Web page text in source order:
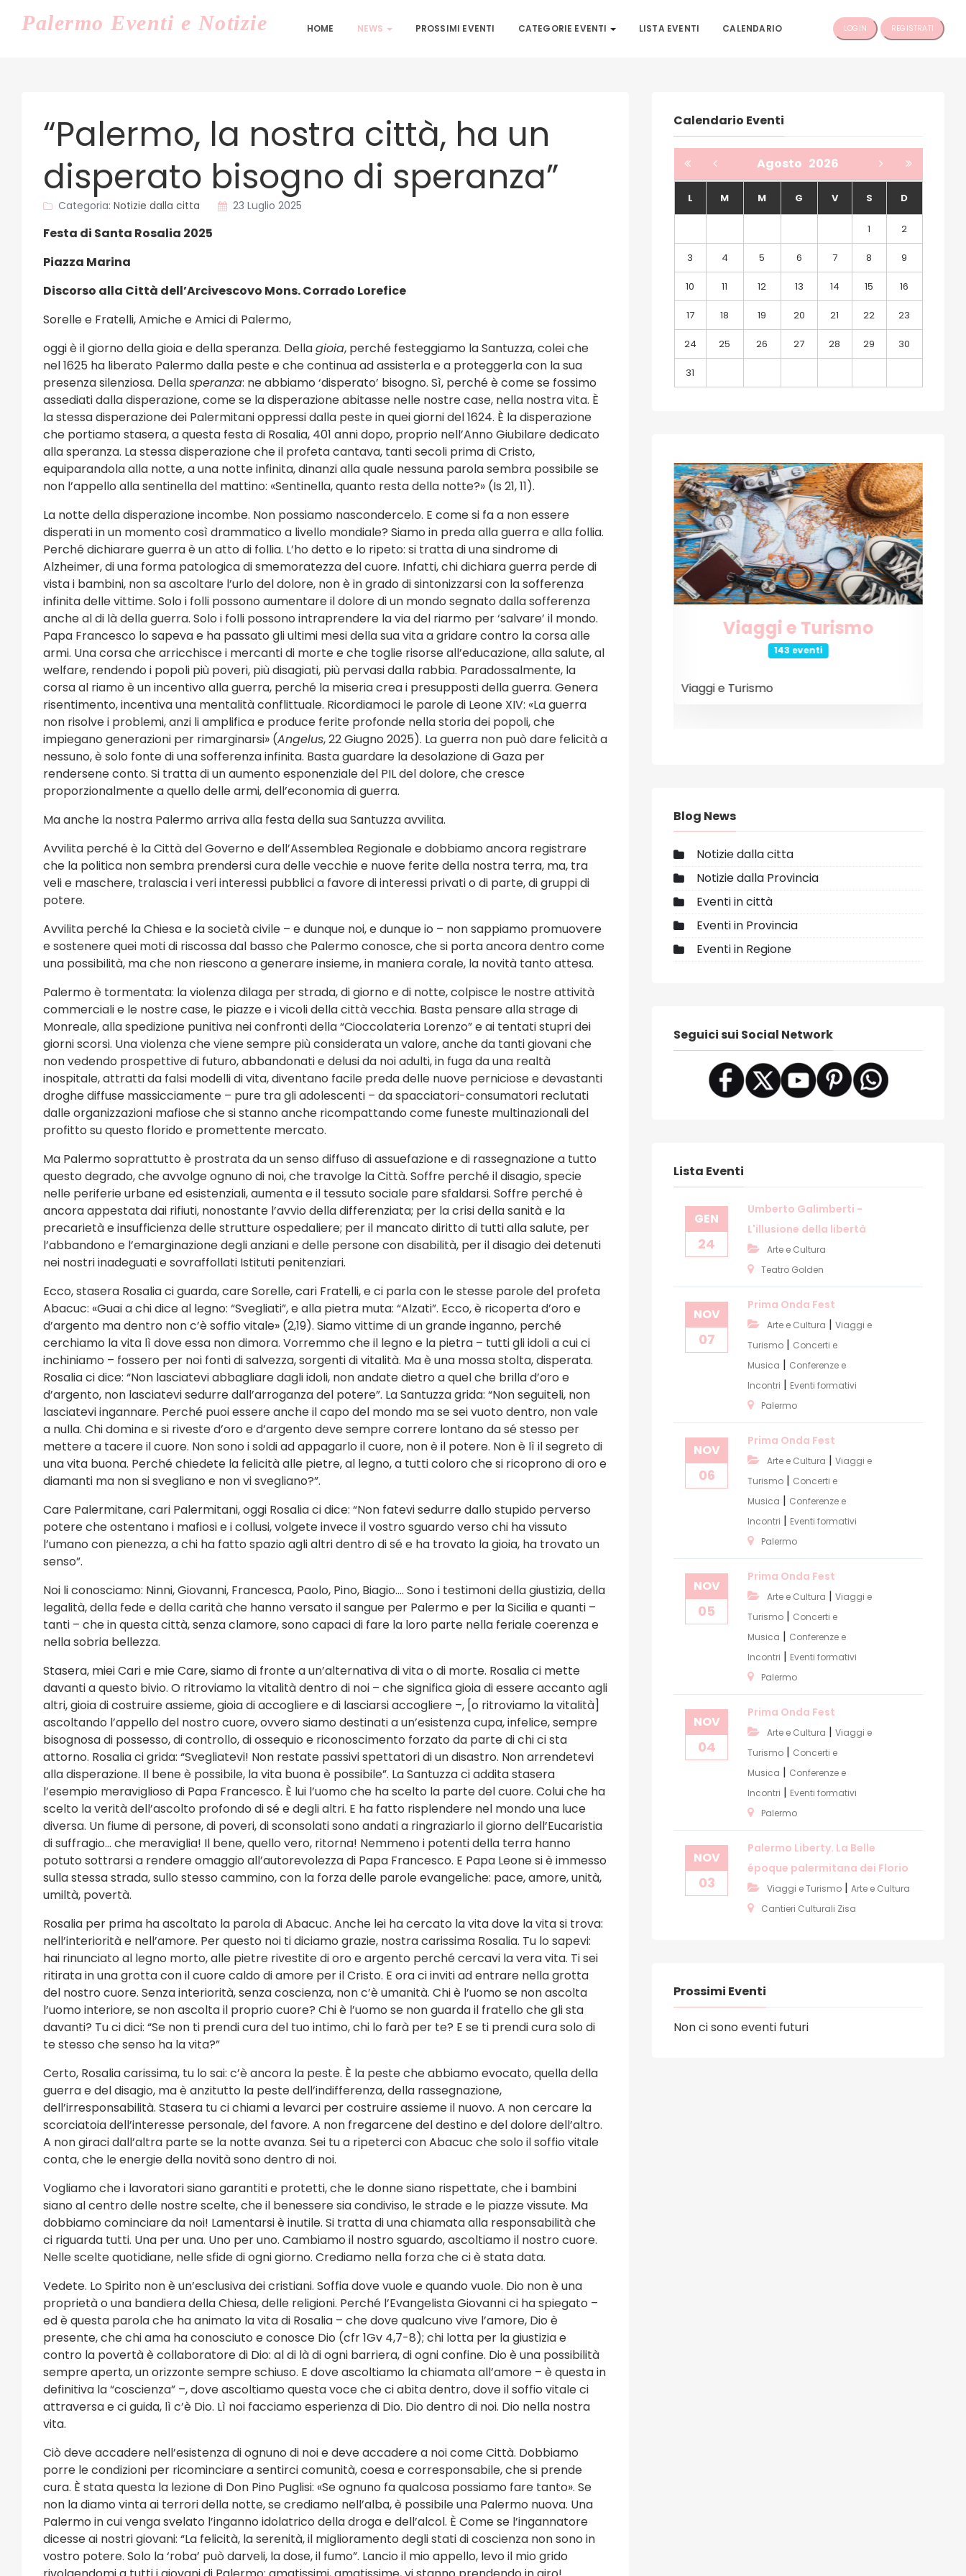
Palermo Eventi e Notizie HOME NEWS PROSSIMI EVENTI CATEGORIE EVENTI LISTA EVENTI CALENDARIO LOGIN REGISTRATI
“Palermo, la nostra città, ha un
disperato bisogno di speranza”
Categoria: Notizie dalla citta 23 Luglio 2025
Festa di Santa Rosalia 2025
Piazza Marina
Discorso alla Città dell’Arcivescovo Mons. Corrado Lorefice
Sorelle e Fratelli, Amiche e Amici di Palermo,
oggi è il giorno della gioia e della speranza. Dellagioia, perché festeggiamo la Santuzza, colei che
nel 1625 ha liberato Palermo dalla peste e che continua ad assisterla e a proteggerla con la sua
presenza silenziosa. Dellasperanza: ne abbiamo ‘disperato’ bisogno. Sì, perché è come se fossimo
assediati dalla disperazione, come se la disperazione abitasse nelle nostre case, nella nostra vita. È
la stessa disperazione dei Palermitani oppressi dalla peste in quei giorni del 1624. È la disperazione
che portiamo stasera, a questa festa di Rosalia, 401 anni dopo, proprio nell’Anno Giubilare dedicato
alla speranza. La stessa disperazione che il profeta cantava, tanti secoli prima di Cristo,
equiparandola alla notte, a una notte infinita, dinanzi alla quale nessuna parola sembra possibile se
non l’appello alla sentinella del mattino: «Sentinella, quanto resta della notte?» (Is 21, 11).
La notte della disperazione incombe. Non possiamo nascondercelo. E come si fa a non essere
disperati in un momento così drammatico a livello mondiale? Siamo in preda alla guerra e alla follia.
Perché dichiarare guerra è un atto di follia. L’ho detto e lo ripeto: si tratta di una sindrome di
Alzheimer, di una forma patologica di smemoratezza del cuore. Infatti, chi dichiara guerra perde di
vista i bambini, non sa ascoltare l’urlo del dolore, non è in grado di sintonizzarsi con la sofferenza
infinita delle vittime. Solo i folli possono aumentare il dolore di un mondo segnato dalla sofferenza
anche al di là della guerra. Solo i folli possono intraprendere la via del riarmo per ‘salvare’ il mondo.
Papa Francesco lo sapeva e ha passato gli ultimi mesi della sua vita a gridare contro la corsa alle
armi. Una corsa che arricchisce i mercanti di morte e che toglie risorse all’educazione, alla salute, al
welfare, rendendo i popoli più poveri, più disagiati, più pervasi dalla rabbia. Paradossalmente, la
corsa al riamo è un incentivo alla guerra, perché la miseria crea i presupposti della guerra. Genera
risentimento, incentiva una mentalità conflittuale. Ricordiamoci le parole di Leone XIV: «La guerra
non risolve i problemi, anzi li amplifica e produce ferite profonde nella storia dei popoli, che
impiegano generazioni per rimarginarsi» (Angelus, 22 Giugno 2025). La guerra non può dare felicità a
nessuno, è solo fonte di una sofferenza infinita. Basta guardare la desolazione di Gaza per
rendersene conto. Si tratta di un aumento esponenziale del PIL del dolore, che cresce
proporzionalmente a quello delle armi, dell’economia di guerra.
Ma anche la nostra Palermo arriva alla festa della sua Santuzza avvilita.
Avvilita perché è la Città del Governo e dell’Assemblea Regionale e dobbiamo ancora registrare
che la politica non sembra prendersi cura delle vecchie e nuove ferite della nostra terra, ma, tra
veli e maschere, tralascia i veri interessi pubblici a favore di interessi privati o di parte, di gruppi di
potere.
Avvilita perché la Chiesa e la società civile – e dunque noi, e dunque io – non sappiamo promuovere
e sostenere quei moti di riscossa dal basso che Palermo conosce, che si porta ancora dentro come
una possibilità, ma che non riescono a generare insieme, in maniera corale, la novità tanto attesa.
Palermo è tormentata: la violenza dilaga per strada, di giorno e di notte, colpisce le nostre attività
commerciali e le nostre case, le piazze e i vicoli della città vecchia. Basta pensare alla strage di
Monreale, alla spedizione punitiva nei confronti della “Cioccolateria Lorenzo” e ai tentati stupri dei
giorni scorsi. Una violenza che viene sempre più considerata un valore, anche da tanti giovani che
non vedendo prospettive di futuro, abbandonati e delusi da noi adulti, in fuga da una realtà
inospitale, attratti da falsi modelli di vita, diventano facile preda delle nuove perniciose e devastanti
droghe diffuse massicciamente – pure tra gli adolescenti – da spacciatori-consumatori reclutati
dalle organizzazioni mafiose che si stanno anche ricompattando come funeste multinazionali del
profitto su questo florido e promettente mercato.
Ma Palermo soprattutto è prostrata da un senso diffuso di assuefazione e di rassegnazione a tutto
questo degrado, che avvolge ognuno di noi, che travolge la Città. Soffre perché il disagio, specie
nelle periferie urbane ed esistenziali, aumenta e il tessuto sociale pare sfaldarsi. Soffre perché è
ancora appestata dai rifiuti, nonostante l’avvio della differenziata; per la crisi della sanità e la
precarietà e insufficienza delle strutture ospedaliere; per il mancato diritto di tutti alla salute, per
l’abbandono e l’emarginazione degli anziani e delle persone con disabilità, per il disagio dei detenuti
nei nostri inadeguati e sovraffollati Istituti penitenziari.
Ecco, stasera Rosalia ci guarda, care Sorelle, cari Fratelli, e ci parla con le stesse parole del profeta
Abacuc: «Guai a chi dice al legno: “Svegliati”, e alla pietra muta: “Alzati”. Ecco, è ricoperta d’oro e
d’argento ma dentro non c’è soffio vitale» (2,19). Siamo vittime di un grande inganno, perché
cerchiamo la vita lì dove essa non dimora. Vorremmo che il legno e la pietra – tutti gli idoli a cui ci
inchiniamo – fossero per noi fonti di salvezza, sorgenti di vitalità. Ma è una mossa stolta, disperata.
Rosalia ci dice: “Non lasciatevi abbagliare dagli idoli, non andate dietro a quel che brilla d’oro e
d’argento, non lasciatevi sedurre dall’arroganza del potere”. La Santuzza grida: “Non seguiteli, non
lasciatevi ingannare. Perché puoi essere anche il capo del mondo ma se sei vuoto dentro, non vale
a nulla. Chi domina e si riveste d’oro e d’argento deve sempre correre lontano da sé stesso per
mettere a tacere il cuore. Non sono i soldi ad appagarlo il cuore, non è il potere. Non è lì il segreto di
una vita buona. Perché chiedete la felicità alle pietre, al legno, a tutti coloro che si ricoprono di oro e
diamanti ma non si svegliano e non vi svegliano?”.
Care Palermitane, cari Palermitani, oggi Rosalia ci dice: “Non fatevi sedurre dallo stupido perverso
potere che ostentano i mafiosi e i collusi, volgete invece il vostro sguardo verso chi ha vissuto
l’umano con pienezza, a chi ha fatto spazio agli altri dentro di sé e ha trovato la gioia, ha trovato un
senso”.
Noi li conosciamo: Ninni, Giovanni, Francesca, Paolo, Pino, Biagio…. Sono i testimoni della giustizia, della
legalità, della fede e della carità che hanno versato il sangue per Palermo e per la Sicilia e quanti –
tanti – che in questa città, senza clamore, sono capaci di fare la loro parte nella feriale coerenza e
nella sobria bellezza.
Stasera, miei Cari e mie Care, siamo di fronte a un’alternativa di vita o di morte. Rosalia ci mette
davanti a questo bivio. O ritroviamo la vitalità dentro di noi – che significa gioia di essere accanto agli
altri, gioia di costruire assieme, gioia di accogliere e di lasciarsi accogliere –, [o ritroviamo la vitalità]
ascoltando l’appello del nostro cuore, ovvero siamo destinati a un’esistenza cupa, infelice, sempre
bisognosa di possesso, di controllo, di ossequio e riconoscimento forzato da parte di chi ci sta
attorno. Rosalia ci grida: “Svegliatevi! Non restate passivi spettatori di un disastro. Non arrendetevi
alla disperazione. Il bene è possibile, la vita buona è possibile”. La Santuzza ci addita stasera
l’esempio meraviglioso di Papa Francesco. È lui l’uomo che ha scelto la parte del cuore. Colui che ha
scelto la verità dell’ascolto profondo di sé e degli altri. E ha fatto risplendere nel mondo una luce
diversa. Un fiume di persone, di poveri, di sconsolati sono andati a ringraziarlo il giorno dell’Eucaristia
di suffragio… che meraviglia! Il bene, quello vero, ritorna! Nemmeno i potenti della terra hanno
potuto sottrarsi a rendere omaggio all’autorevolezza di Papa Francesco. E Papa Leone si è immesso
sulla stessa strada, sullo stesso cammino, con la forza delle parole evangeliche: pace, amore, unità,
umiltà, povertà.
Rosalia per prima ha ascoltato la parola di Abacuc. Anche lei ha cercato la vita dove la vita si trova:
nell’interiorità e nell’amore. Per questo noi ti diciamo grazie, nostra carissima Rosalia. Tu lo sapevi:
hai rinunciato al legno morto, alle pietre rivestite di oro e argento perché cercavi la vera vita. Ti sei
ritirata in una grotta con il cuore caldo di amore per il Cristo. E ora ci inviti ad entrare nella grotta
del nostro cuore. Senza interiorità, senza coscienza, non c’è umanità. Chi è l’uomo se non ascolta
l’uomo interiore, se non ascolta il proprio cuore? Chi è l’uomo se non guarda il fratello che gli sta
davanti? Tu ci dici: “Se non ti prendi cura del tuo intimo, chi lo farà per te? E se ti prendi cura solo di
te stesso che senso ha la vita?”
Certo, Rosalia carissima, tu lo sai: c’è ancora la peste. È la peste che abbiamo evocato, quella della
guerra e del disagio, ma è anzitutto la peste dell’indifferenza, della rassegnazione,
dell’irresponsabilità. Stasera tu ci chiami a levarci per costruire assieme il nuovo. A non cercare la
scorciatoia dell’interesse personale, del favore. A non fregarcene del destino e del dolore dell’altro.
A non giraci dall’altra parte se la notte avanza. Sei tu a ripeterci con Abacuc che solo il soffio vitale
conta, che le energie della novità sono dentro di noi.
Vogliamo che i lavoratori siano garantiti e protetti, che le donne siano rispettate, che i bambini
siano al centro delle nostre scelte, che il benessere sia condiviso, le strade e le piazze vissute. Ma
dobbiamo cominciare da noi! Lamentarsi è inutile. Si tratta di una chiamata alla responsabilità che
ci riguarda tutti. Una per una. Uno per uno. Cambiamo il nostro sguardo, ascoltiamo il nostro cuore.
Nelle scelte quotidiane, nelle sfide di ogni giorno. Crediamo nella forza che ci è stata data.
Vedete. Lo Spirito non è un’esclusiva dei cristiani. Soffia dove vuole e quando vuole. Dio non è una
proprietà o una bandiera della Chiesa, delle religioni. Perché l’Evangelista Giovanni ci ha spiegato –
ed è questa parola che ha animato la vita di Rosalia – che dove qualcuno vive l’amore, Dio è
presente, che chi ama ha conosciuto e conosce Dio (cfr 1Gv 4,7-8); chi lotta per la giustizia e
contro la povertà è collaboratore di Dio: al di là di ogni barriera, di ogni confine. Dio è una possibilità
sempre aperta, un orizzonte sempre schiuso. E dove ascoltiamo la chiamata all’amore – è questa in
definitiva la “coscienza” –, dove ascoltiamo questa voce che ci abita dentro, dove il soffio vitale ci
attraversa e ci guida, lì c’è Dio. Lì noi facciamo esperienza di Dio. Dio dentro di noi. Dio nella nostra
vita.
Ciò deve accadere nell’esistenza di ognuno di noi e deve accadere a noi come Città. Dobbiamo
porre le condizioni per ricominciare a sentirci comunità, coesa e corresponsabile, che si prende
cura. È stata questa la lezione di Don Pino Puglisi: «Se ognuno fa qualcosa possiamo fare tanto». Se
non la diamo vinta ai terrori della notte, se crediamo nell’alba, è possibile una Palermo nuova. Una
Palermo in cui venga svelato l’inganno idolatrico della droga e dell’alcol. È Come se l’ingannatore
dicesse ai nostri giovani: “La felicità, la serenità, il miglioramento degli stati di coscienza non sono in
vostro potere. Solo la ‘roba’ può darveli, la dose, il fumo”. Lancio il mio appello, levo il mio grido
Calendario Eventi
Agosto 2026
L M M G V S D
1 2
3 4 5 6 7 8 9
10 11 12 13 14 15 16
17 18 19 20 21 22 23
24 25 26 27 28 29 30
31
e Sagre Eventi Religiosi
4 eventi
Eventi Religiosi
Viaggi e Turismo
143 eventi
Viaggi e Turismo
Internet e Tecnologia
26 eventi
Internet e Tecnologia
Blog News
Notizie dalla citta
Notizie dalla Provincia
Eventi in città
Eventi in Provincia
Eventi in Regione
Seguici sui Social Network
Lista Eventi
GEN
24
Umberto Galimberti -
L'illusione della libertà
Arte e Cultura
Teatro Golden
NOV
07
Prima Onda Fest
Arte e Cultura | Viaggi e
Turismo | Concerti e
Musica | Conferenze e
Incontri | Eventi formativi
Palermo
NOV
06
Prima Onda Fest
Arte e Cultura | Viaggi e
Turismo | Concerti e
Musica | Conferenze e
Incontri | Eventi formativi
Palermo
NOV
05
Prima Onda Fest
Arte e Cultura | Viaggi e
Turismo | Concerti e
Musica | Conferenze e
Incontri | Eventi formativi
Palermo
NOV
04
Prima Onda Fest
Arte e Cultura | Viaggi e
Turismo | Concerti e
Musica | Conferenze e
Incontri | Eventi formativi
Palermo
NOV
03
Palermo Liberty. La Belle
époque palermitana dei Florio
Viaggi e Turismo | Arte e Cultura
Cantieri Culturali Zisa
Prossimi Eventi
Non ci sono eventi futuri